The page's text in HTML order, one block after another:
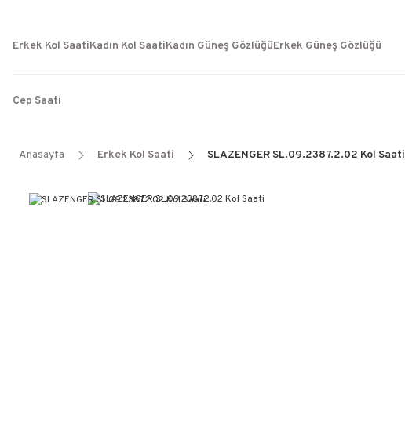
Erkek Kol SaatiKadın Kol SaatiKadın Güneş GözlüğüErkek Güneş Gözlüğü
Cep Saati
Anasayfa Erkek Kol Saati SLAZENGER SL.09.2387.2.02 Kol Saati